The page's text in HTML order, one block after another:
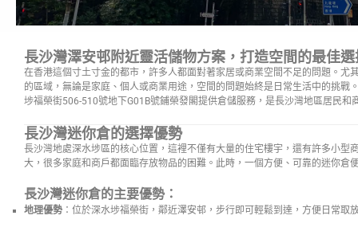
長沙灣澤安邨附近靈活儲物方案，打造空間的最佳選
在香港這個寸土寸金的都市，許多人都面對著家居或商業空間不足的問題。尤
的區域，無論是家庭、個人或商業用途，空間的問題始終是日常生活中的挑戰
埗福榮街506-510號地下G01B號鋪榮發閣提供倉儲服務，是長沙灣地區居民和
長沙灣迷你倉的選擇優勢
長沙灣地處深水埗區的核心位置，這裡不僅有大量的住宅樓宇，還有許多小型
大，很多家庭和商戶都面臨存放物品的困難。此時，一個方便、可靠的迷你倉
長沙灣迷你倉的主要優勢：
地理優勢 ：位於深水埗福榮街，鄰近澤安邨，步行即可輕鬆到達，方便日常取